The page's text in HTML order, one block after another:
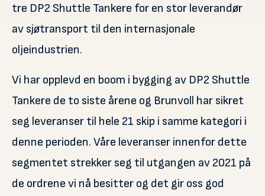
tre DP2 Shuttle Tankere for en stor leverandør
av sjøtransport til den internasjonale
oljeindustrien.
Vi har opplevd en boom i bygging av DP2 Shuttle
Tankere de to siste årene og Brunvoll har sikret
seg leveranser til hele 21 skip i samme kategori i
denne perioden. Våre leveranser innenfor dette
segmentet strekker seg til utgangen av 2021 på
de ordrene vi nå besitter og det gir oss god